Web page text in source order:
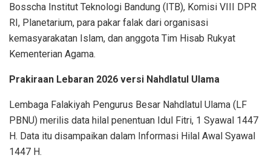
Bosscha Institut Teknologi Bandung (ITB), Komisi VIII DPR
RI, Planetarium, para pakar falak dari organisasi
kemasyarakatan Islam, dan anggota Tim Hisab Rukyat
Kementerian Agama.
Prakiraan Lebaran 2026 versi Nahdlatul Ulama
Lembaga Falakiyah Pengurus Besar Nahdlatul Ulama (LF
PBNU) merilis data hilal penentuan Idul Fitri, 1 Syawal 1447
H. Data itu disampaikan dalam Informasi Hilal Awal Syawal
1447 H.